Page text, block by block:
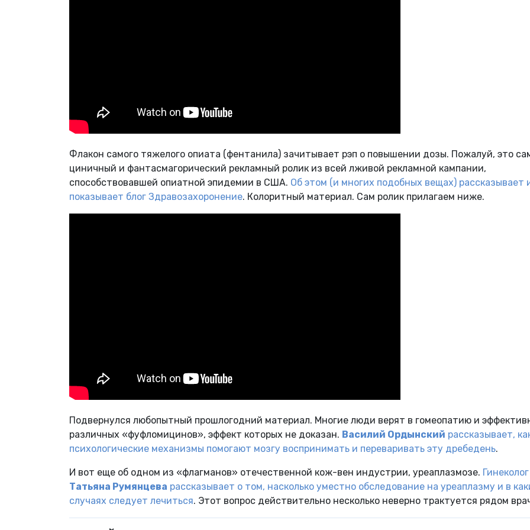
Флакон самого тяжелого опиата (фентанила) зачитывает рэп о повышении дозы. Пожалуй, это
циничный и фантасмагорический рекламный ролик из всей лживой рекламной кампании,
способствовавшей опиатной эпидемии в США. Об этом (и многих подобных вещах) рассказывает
показывает блог Здравозахоронение. Колоритный материал. Сам ролик прилагаем ниже.
Подвернулся любопытный прошлогодний материал. Многие люди верят в гомеопатию и
различных «фуфломицинов», эффект которых не доказан. Василий Ордынский рассказывает,
психологические механизмы помогают мозгу воспринимать и переваривать эту дребедень.
И вот еще об одном из «флагманов» отечественной кож-вен индустрии, уреаплазмозе. Гинеколог
Татьяна Румянцева рассказывает о том, насколько уместно обследование на уреаплазму и в
случаях следует лечиться. Этот вопрос действительно несколько неверно трактуется рядом